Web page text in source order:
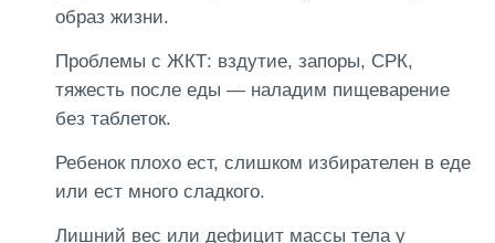
образ жизни.
Проблемы с ЖКТ: вздутие, запоры, СРК,
тяжесть после еды — наладим пищеварение
без таблеток.
Ребенок плохо ест, слишком избирателен в еде
или ест много сладкого.
Лишний вес или дефицит массы тела у